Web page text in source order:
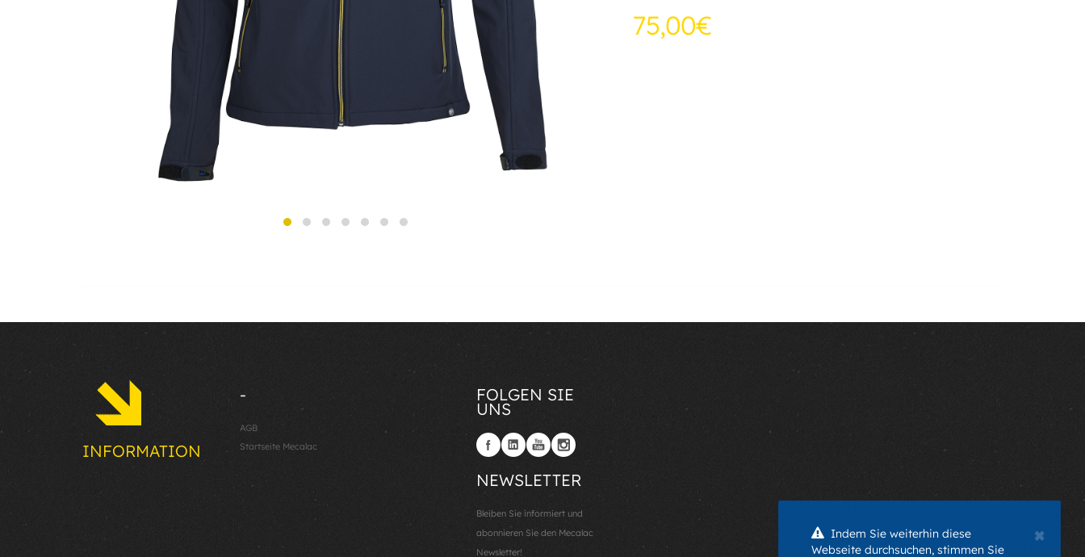
75,00€
INFORMATION
-
AGB
Startseite Mecalac
FOLGEN SIE
UNS
NEWSLETTER
Bleiben Sie informiert und
abonnieren Sie den Mecalac
Newsletter!
×
Indem Sie weiterhin diese
Webseite durchsuchen, stimmen Sie